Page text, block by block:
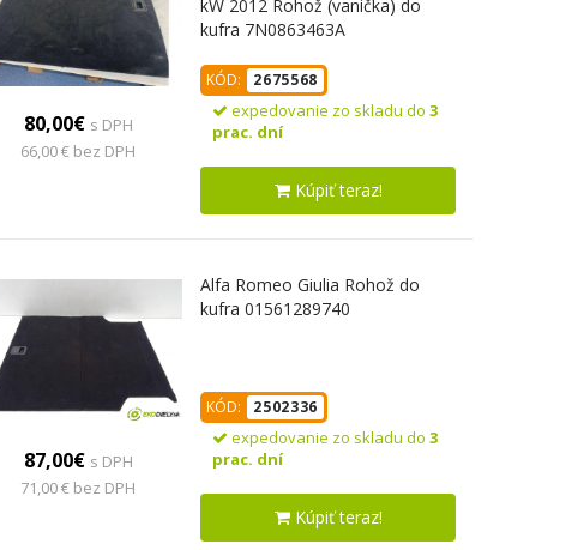
80,00€ s DPH
66,00 € bez DPH
kW 2012 Rohož (vanička) do
kufra 7N0863463A
KÓD: 2675568
expedovanie zo skladu do3
prac. dní
Kúpiť teraz!
87,00€ s DPH
71,00 € bez DPH
Alfa Romeo Giulia Rohož do
kufra 01561289740
KÓD: 2502336
expedovanie zo skladu do3
prac. dní
Kúpiť teraz!